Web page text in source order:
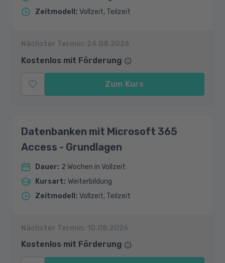
Zeitmodell : Vollzeit, Teilzeit
Nächster Termin: 24.08.2026
Kostenlos mit Förderung
Zum Kurs
Datenbanken mit Microsoft 365
Access - Grundlagen
Dauer: 2 Wochen in Vollzeit
Kursart: Weiterbildung
Zeitmodell : Vollzeit, Teilzeit
Nächster Termin: 10.08.2026
Kostenlos mit Förderung